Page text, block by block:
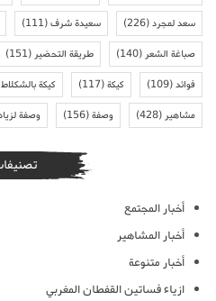
سعد لمجرد(226) سعيدة شرف(111)
صباغة الشعر(140) طريقة التحضير(151)
فوائد(109) كيكة(117) كيكة بالشكلاط
مشاهير(428) وصفة(156) وصفة
أخبار المجتمع
أخبار المشاهير
أخبار متنوعة
ازياء فساتين القفطان المغربي